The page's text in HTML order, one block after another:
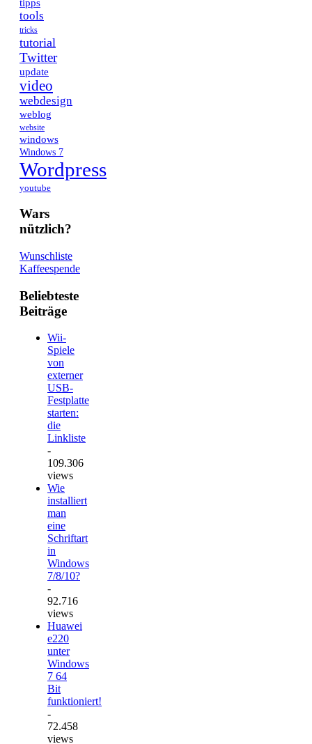
tipps
tools
tricks
tutorial
Twitter
update
video
webdesign
weblog
website
windows
Windows 7
Wordpress
youtube
Wars
nützlich?
Wunschliste
Kaffeespende
Beliebteste
Beiträge
Wii-
Spiele
von
externer
USB-
Festplatte
starten:
die
Linkliste
-
109.306
views
Wie
installiert
man
eine
Schriftart
in
Windows
7/8/10?
-
92.716
views
Huawei
e220
unter
Windows
7 64
Bit
funktioniert!
-
72.458
views